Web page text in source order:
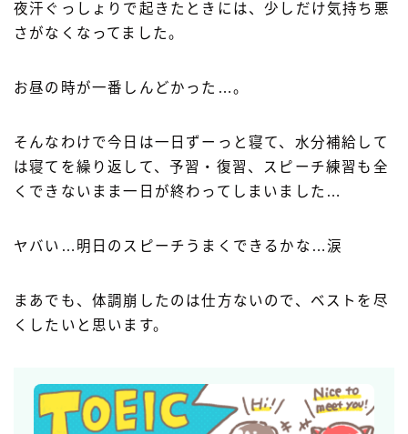
夜汗ぐっしょりで起きたときには、少しだけ気持ち悪
さがなくなってました。
お昼の時が一番しんどかった…。
そんなわけで今日は一日ずーっと寝て、水分補給して
は寝てを繰り返して、予習・復習、スピーチ練習も全
くできないまま一日が終わってしまいました…
ヤバい…明日のスピーチうまくできるかな…涙
まあでも、体調崩したのは仕方ないので、ベストを尽
くしたいと思います。